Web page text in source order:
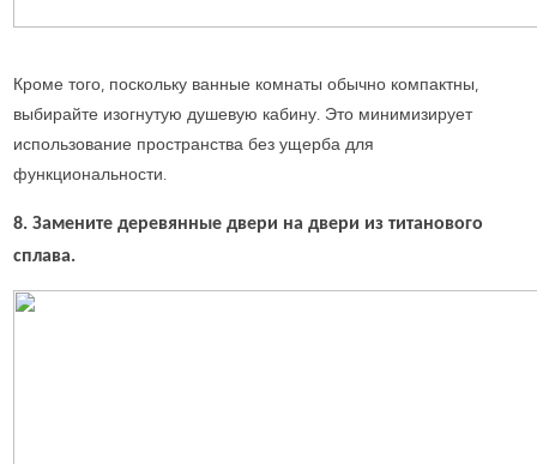
Кроме того, поскольку ванные комнаты обычно компактны,
выбирайте изогнутую душевую кабину. Это минимизирует
использование пространства без ущерба для
функциональности.
8. Замените деревянные двери на двери из титанового
сплава.